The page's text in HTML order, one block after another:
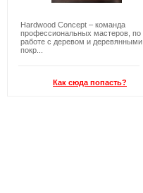
Hardwood Concept – команда
профессиональных мастеров, по
работе с деревом и деревянными
покр...
Как сюда попасть?